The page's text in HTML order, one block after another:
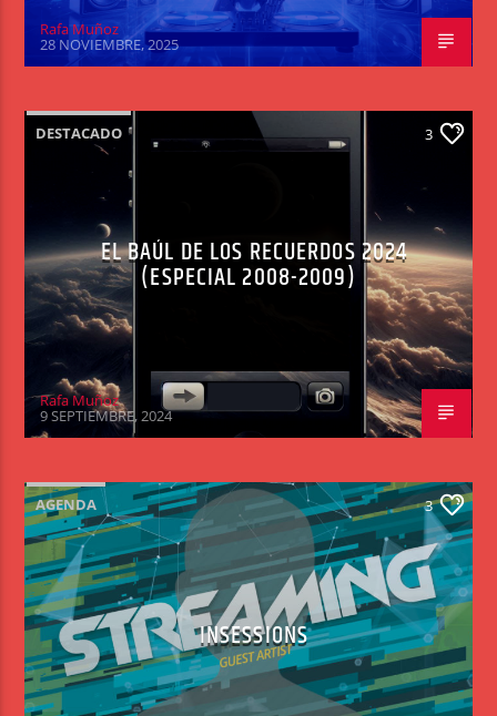
Rafa Muñoz
28 NOVIEMBRE, 2025
DESTACADO 3
EL BAÚL DE LOS RECUERDOS 2024
(ESPECIAL 2008-2009)
Rafa Muñoz
9 SEPTIEMBRE, 2024
AGENDA 3
INSESSIONS